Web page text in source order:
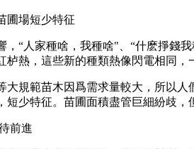
圃場短少特征
，“人家種啥，我種啥"、“什麽掙錢
栌熱，這些新的種類熱像閃電相同，
大規範苗木因爲需求量較大，所以
短少特征。苗圃面積盡管巨細紛歧
前進